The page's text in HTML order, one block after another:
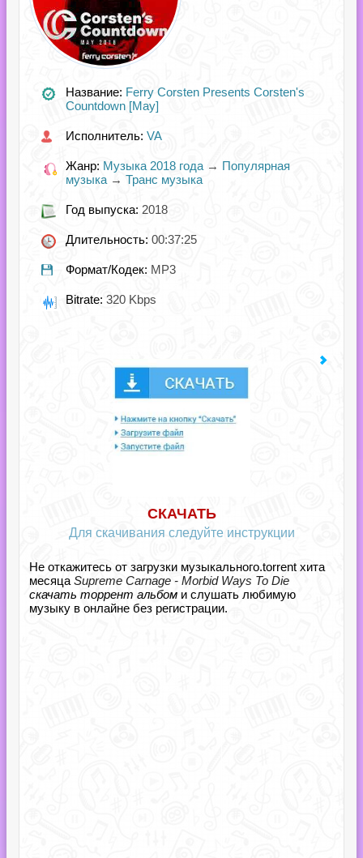
Название: Ferry Corsten Presents Corsten's
Countdown [May]
Исполнитель: VA
Жанр: Музыка 2018 года → Популярная
музыка → Транс музыка
Год выпуска: 2018
Длительность: 00:37:25
Формат/Кодек: MP3
Bitrate: 320 Kbps
СКАЧАТЬ
Для скачивания следуйте инструкции
Не откажитесь от загрузки музыкального.torrent хита
месяца Supreme Carnage - Morbid Ways To Die
скачать торрент альбом и слушать любимую
музыку в онлайне без регистрации.